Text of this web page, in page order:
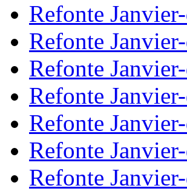
Refonte
Refonte
Refonte
Refonte
Refonte
Refonte
Refonte